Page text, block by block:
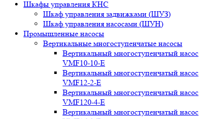
Шкафы управления КНС
Шкаф управления задвижками (ШУЗ)
Шкаф управления насосами (ШУН)
Промышленные насосы
Вертикальные многоступенчатые насосы
Вертикальный многоступенчатый насос
VMF10-10-E
Вертикальный многоступенчатый насос
VMF12-2-E
Вертикальный многоступенчатый насос
VMF120-4-E
Вертикальный многоступенчатый насос